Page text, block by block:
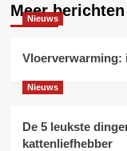
Meer berichten
Nieuws
Vloerverwarming:
Nieuws
De 5 leukste
kattenliefhebber